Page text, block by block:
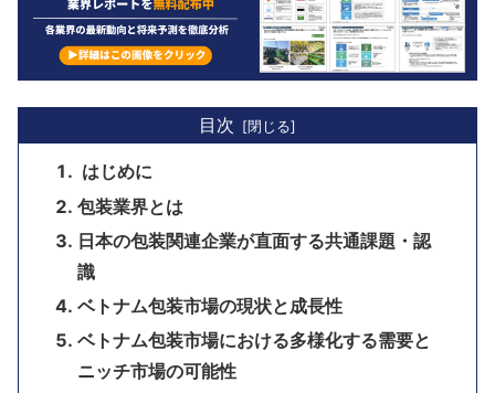
目次
はじめに
包装業界とは
日本の包装関連企業が直面する共通課題・認
識
ベトナム包装市場の現状と成長性
ベトナム包装市場における多様化する需要と
ニッチ市場の可能性